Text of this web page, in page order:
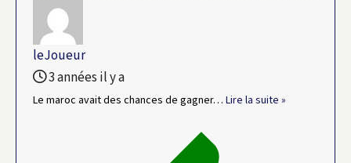
leJoueur
3 années il y a
Le maroc avait des chances de gagner… Lire la suite »